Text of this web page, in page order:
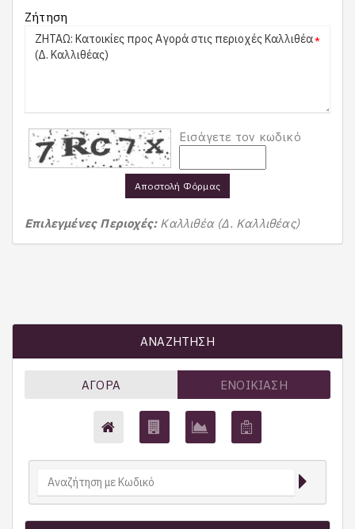
Ζήτηση
*
Εισάγετε τον κωδικό
Αποστολή Φόρμας
Επιλεγμένες Περιοχές: Καλλιθέα (Δ. Καλλιθέας)
ΑΝΑΖΉΤΗΣΗ
ΑΓΟΡΆ ΕΝΟΙΚΊΑΣΗ